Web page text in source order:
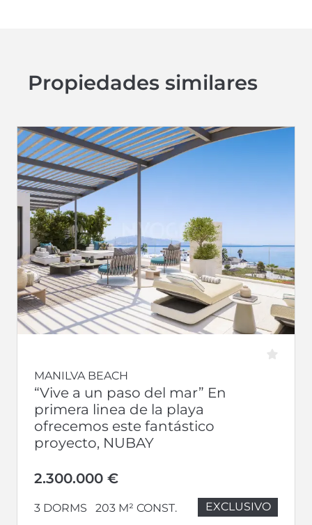
Propiedades similares
EXCLUSIVO
MANILVA BEACH
“Vive a un paso del mar” En
primera linea de la playa
ofrecemos este fantástico
proyecto, NUBAY
2.300.000 €
3 DORMS 203 M² CONST.